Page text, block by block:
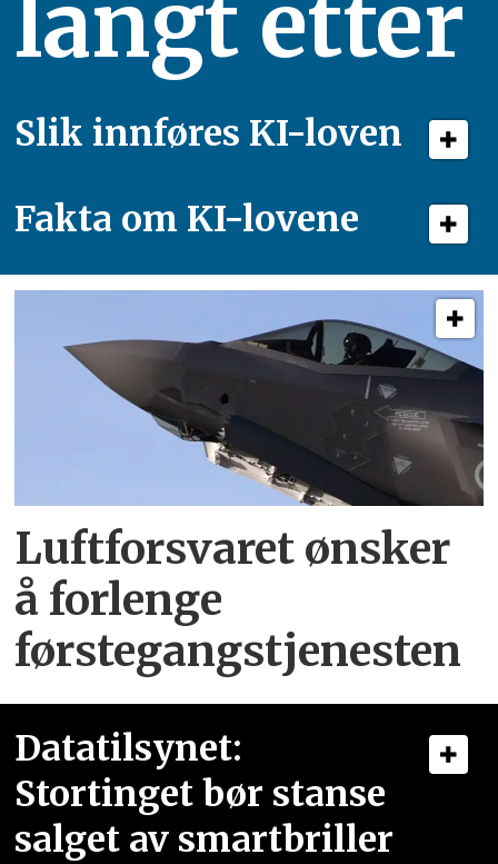
langt etter
Slik innføres KI-loven
Fakta om KI-lovene
Luftforsvaret ønsker
å forlenge
førstegangstjenesten
Datatilsynet:
Stortinget bør stanse
salget av smartbriller